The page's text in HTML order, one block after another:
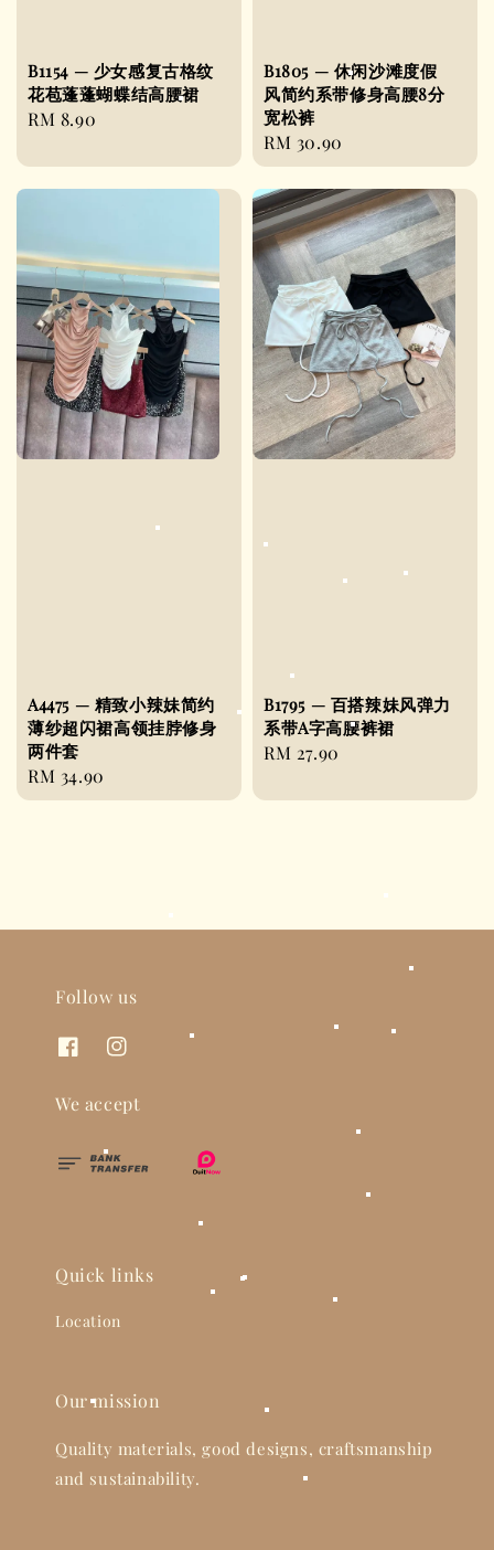
B1154 — 少女感复古格纹
花苞蓬蓬蝴蝶结高腰裙
Regular
RM 8.90
B1805 — 休闲沙滩度假
风简约系带修身高腰8分
宽松裤
Regular
price
RM 30.90
A4475 — 精致小辣妹简约
薄纱超闪裙高领挂脖修身
两件套
Regular
price
RM 34.90
B1795 — 百搭辣妹风弹力
系带A字高腰裤裙
Regular
RM 27.90
Follow us
We accept
Quick links
Location
Our mission
Quality materials, good designs, craftsmanship
and sustainability.